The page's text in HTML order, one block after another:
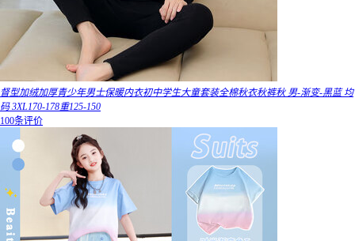
督型加绒加厚青少年男士保暖内衣初中学生大童套装全棉秋衣秋裤秋 男-渐变-黑蓝 均
码 3XL170-178重125-150
100条评价